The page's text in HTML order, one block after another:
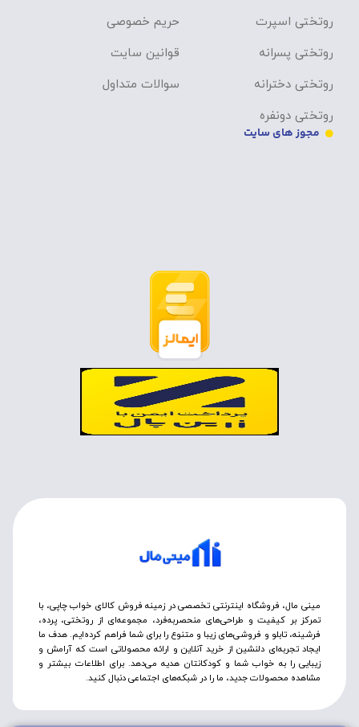
روتختی اسپرت
روتختی پسرانه
روتختی دخترانه
روتختی دونفره
حریم خصوصی
قوانین سایت
سوالات متداول
مجوز های سایت
مینی مال، فروشگاه اینترنتی تخصصی در زمینه فروش کالای خواب چاپی، با
تمرکز بر کیفیت و طراحی‌های منحصربه‌فرد، مجموعه‌ای از روتختی‌، پرده،
فرشینه، تابلو و فروشی‌های زیبا و متنوع را برای شما فراهم کرده‌ایم. هدف ما
ایجاد تجربه‌ای دلنشین از خرید آنلاین و ارائه محصولاتی است که آرامش و
زیبایی را به خواب شما و کودکانتان هدیه می‌دهد. برای اطلاعات بیشتر و
مشاهده محصولات جدید، ما را در شبکه‌های اجتماعی دنبال کنید.